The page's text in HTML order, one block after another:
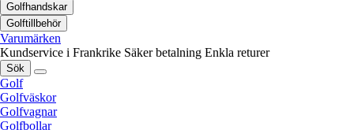
Golfhandskar
Golftillbehör
Varumärken
Kundservice i Frankrike Säker betalning Enkla returer
Sök
Golf
Golfväskor
Golfvagnar
Golfbollar